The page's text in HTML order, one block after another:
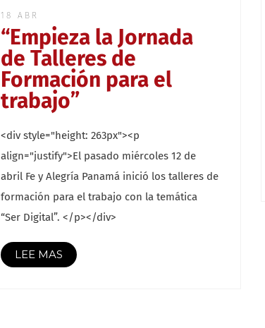
18 ABR
“Empieza la Jornada
de Talleres de
Formación para el
trabajo”
<div style="height: 263px"><p
align="justify">El pasado miércoles 12 de
abril Fe y Alegría Panamá inició los talleres de
formación para el trabajo con la temática
“Ser Digital”. </p></div>
LEE MAS